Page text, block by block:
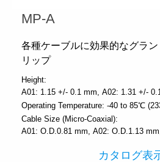
MP-A
各種ケーブルに効果的なグラ
リップ
Height:
A01: 1.15 +/- 0.1 mm A02: 1.31 +/-
Operating Temperature: -40 to 85℃
Cable Size (Micro-Coaxial):
A01: O.D.0.81 mm A02: O.D.1.13 mm
カタログ表